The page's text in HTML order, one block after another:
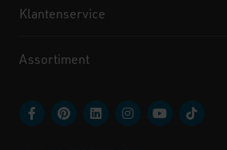
Klantenservice
Assortiment